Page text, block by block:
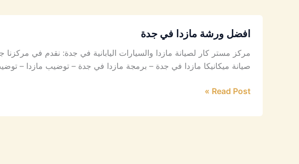
افضل ورشة مازدا في جدة
مركز مستر كار لصيانة مازدا والسيارات اليابانية في جدة: نقدم في
صيانة ميكانيكا مازدا في جدة – برمجة مازدا في جدة – توضيب مازدا –
Read Post »